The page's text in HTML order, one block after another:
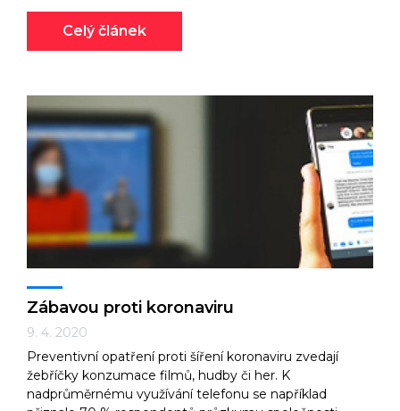
Celý článek
Zábavou proti koronaviru
9. 4. 2020
Preventivní opatření proti šíření koronaviru zvedají
žebříčky konzumace filmů, hudby či her. K
nadprůměrnému využívání telefonu se například